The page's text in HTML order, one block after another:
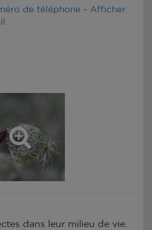
de téléphone - Afficher
dans leur milieu de vie.